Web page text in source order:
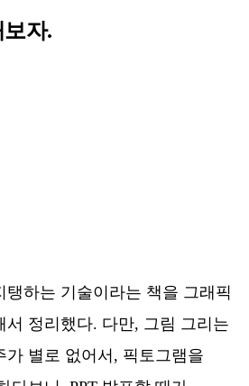
자.
탱하는 기술이라는 책을 그래픽
서 정리했다. 다만, 그림 그리는
가 별로 없어서, 픽토그램을